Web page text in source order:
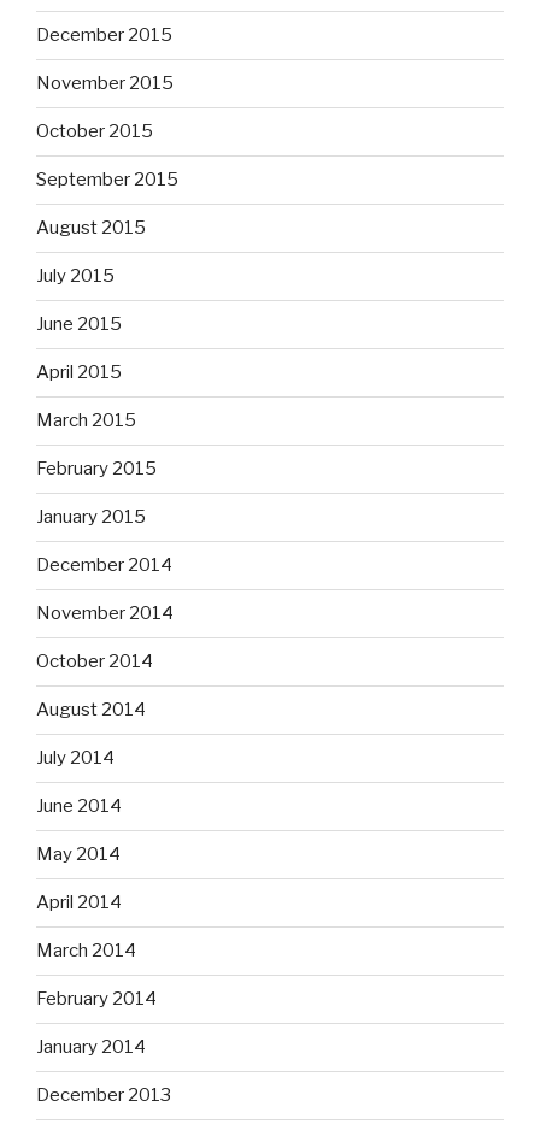
December 2015
November 2015
October 2015
September 2015
August 2015
July 2015
June 2015
April 2015
March 2015
February 2015
January 2015
December 2014
November 2014
October 2014
August 2014
July 2014
June 2014
May 2014
April 2014
March 2014
February 2014
January 2014
December 2013